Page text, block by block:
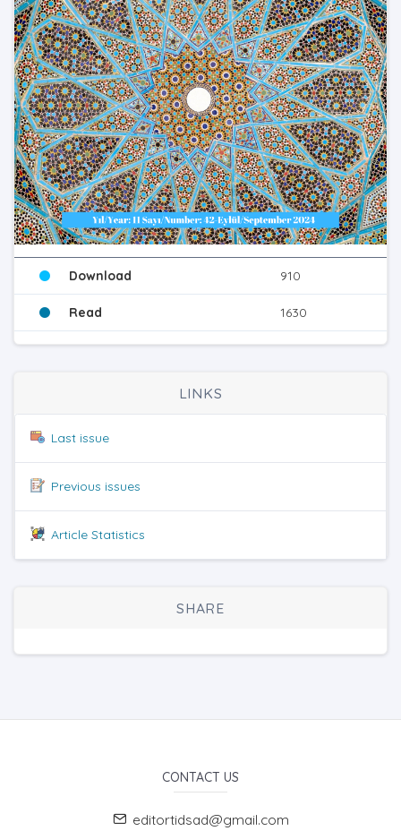
Download 910
Read 1630
LINKS
Last issue
Previous issues
Article Statistics
SHARE
CONTACT US
editortidsad@gmail.com